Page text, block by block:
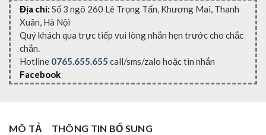
Địa chỉ: Số 3 ngõ 260 Lê Trọng Tấn, Khương Mai, Thanh
Xuân, Hà Nội
Quý khách qua trực tiếp vui lòng nhắn hẹn trước cho chắc
chắn.
Hotline 0765.655.655 call/sms/zalo hoặc tin nhắn
Facebook
MÔ TẢ THÔNG TIN BỔ SUNG